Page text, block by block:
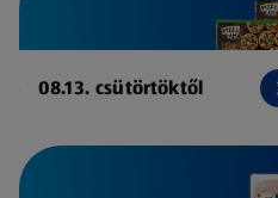
08.13. csütörtöktől